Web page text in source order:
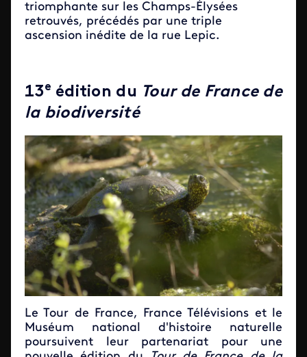
triomphante sur les Champs-Élysées
retrouvés, précédés par une triple
ascension inédite de la rue Lepic.
13e édition du Tour de France de
la biodiversité
Le Tour de France, France Télévisions et le
Muséum national d'histoire naturelle
poursuivent leur partenariat pour une